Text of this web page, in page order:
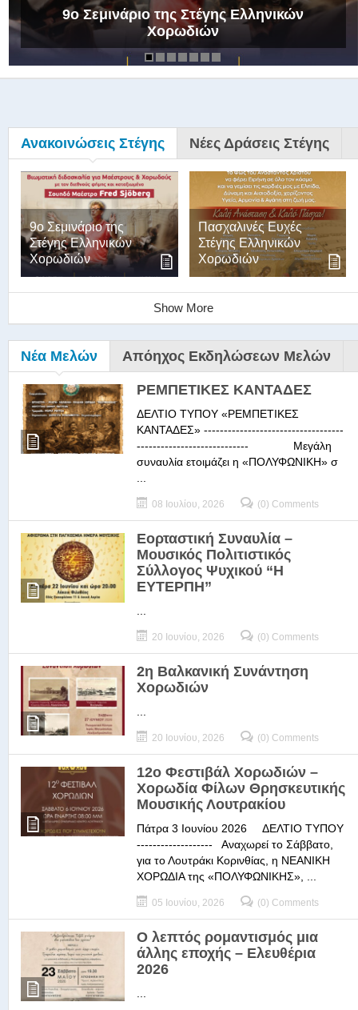
9ο Σεμινάριο της Στέγης Ελληνικών
Χορωδιών
Ανακοινώσεις Στέγης Νέες Δράσεις Στέγης
9ο Σεμινάριο της
Στέγης Ελληνικών
Χορωδιών
Πασχαλινές Ευχές
Στέγης Ελληνικών
Χορωδιών
Show More
Νέα Μελών Απόηχος Εκδηλώσεων Μελών
ΡΕΜΠΕΤΙΚΕΣ ΚΑΝΤΑΔΕΣ
ΔΕΛΤΙΟ ΤΥΠΟΥ «ΡΕΜΠΕΤΙΚΕΣ
ΚΑΝΤΑΔΕΣ» -----------------------------------
---------------------------- Μεγάλη
συναυλία ετοιμάζει η «ΠΟΛΥΦΩΝΙΚΗ» σ
08 Ιουλίου, 2026 (0) Comments
Εορταστική Συναυλία –
Μουσικός Πολιτιστικός
Σύλλογος Ψυχικού “Η
ΕΥΤΕΡΠΗ”
20 Ιουνίου, 2026 (0) Comments
2η Βαλκανική Συνάντηση
Χορωδιών
20 Ιουνίου, 2026 (0) Comments
12ο Φεστιβάλ Χορωδιών –
Χορωδία Φίλων Θρησκευτικής
Μουσικής Λουτρακίου
Πάτρα 3 Ιουνίου 2026 ΔΕΛΤΙΟ ΤΥΠΟΥ
------------------- Αναχωρεί το Σάββατο,
για το Λουτράκι Κορινθίας, η ΝΕΑΝΙΚΗ
ΧΟΡΩΔΙΑ της «ΠΟΛΥΦΩΝΙΚΗΣ», ...
05 Ιουνίου, 2026 (0) Comments
Ο λεπτός ρομαντισμός μια
άλλης εποχής – Ελευθέρια
2026